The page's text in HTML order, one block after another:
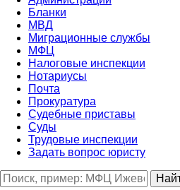
Бланки
МВД
Миграционные службы
МФЦ
Налоговые инспекции
Нотариусы
Почта
Прокуратура
Судебные приставы
Суды
Трудовые инспекции
Задать вопрос юристу